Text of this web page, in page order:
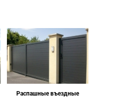
Распашные въездные